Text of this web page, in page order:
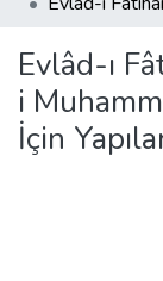
Evlâd-ı
i
İçin